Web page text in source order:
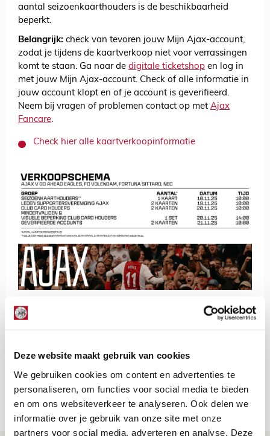
Deze website maakt gebruik van cookies
We gebruiken cookies om content en advertenties te
personaliseren, om functies voor social media te bieden
en om ons websiteverkeer te analyseren. Ook delen we
informatie over je gebruik van onze site met onze
partners voor social media, adverteren en analyse. Deze
aantal seizoenkaarthouders is de beschikbaarheid
beperkt.
Belangrijk: check van tevoren jouw Mijn Ajax-account,
zodat je tijdens de kaartverkoop niet voor verrassingen
komt te staan. Ga naar de digitale ticketshop en log in
met jouw Mijn Ajax-account. Check of alle informatie in
jouw account klopt en of je account is geverifieerd.
Neem bij vragen of problemen contact op met Ajax
Fancare.
Check hier alle kaartverkoopinformatie
Net binnen //